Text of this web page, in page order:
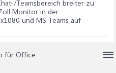
Teamsbereich breiter zu
Monitor in der
und MS Teams auf
für Office